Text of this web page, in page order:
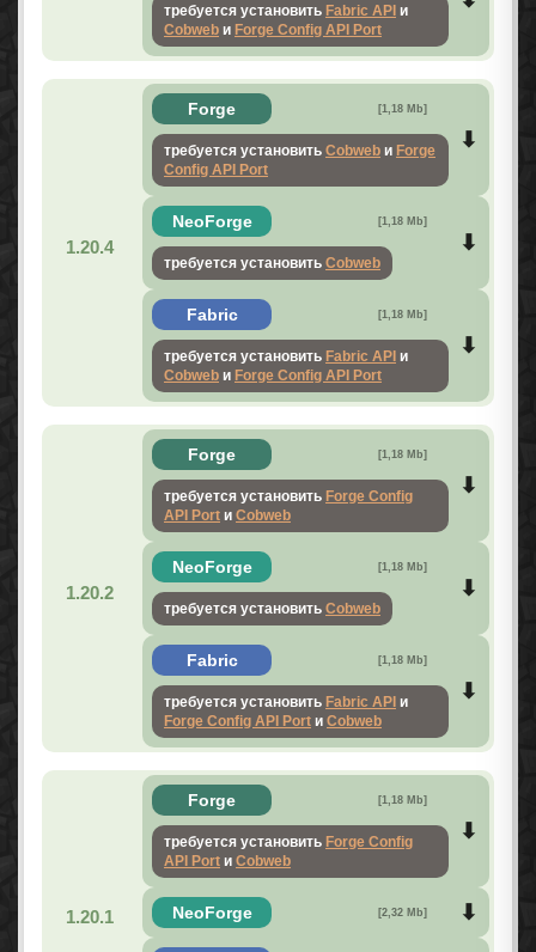
требуется установить Fabric API и
Cobweb и Forge Config API Port
1.20.4
Forge [1,18 Mb]
требуется установить Cobweb и Forge
Config API Port
NeoForge [1,18 Mb]
требуется установить Cobweb
Fabric [1,18 Mb]
требуется установить Fabric API и
Cobweb и Forge Config API Port
1.20.2
Forge [1,18 Mb]
требуется установить Forge Config
API Port и Cobweb
NeoForge [1,18 Mb]
требуется установить Cobweb
Fabric [1,18 Mb]
требуется установить Fabric API и
Forge Config API Port и Cobweb
1.20.1
Forge [1,18 Mb]
требуется установить Forge Config
API Port и Cobweb
NeoForge [2,32 Mb]